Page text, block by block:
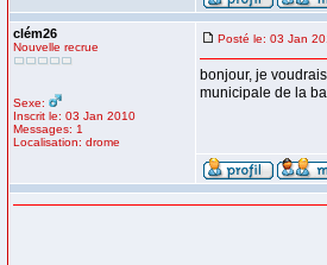
clém26
Nouvelle recrue
Sexe:
Inscrit le: 03 Jan 2010
Messages: 1
Localisation: drome
Posté le: 03 Jan
bonjour, je
municipale de la